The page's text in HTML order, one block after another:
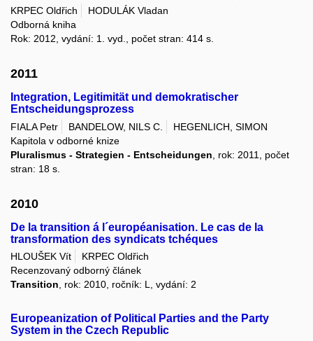
KRPEC Oldřich
HODULÁK Vladan
Odborná kniha
Rok: 2012, vydání: 1. vyd., počet stran: 414 s.
2011
Integration, Legitimität und demokratischer
Entscheidungsprozess
FIALA Petr BANDELOW, NILS C.
HEGENLICH, SIMON
Kapitola v odborné knize
Pluralismus - Strategien - Entscheidungen , rok: 2011, počet
stran: 18 s.
2010
De la transition á l´européanisation. Le cas de la
transformation des syndicats tchéques
HLOUŠEK Vít
KRPEC Oldřich
Recenzovaný odborný článek
Transition, rok: 2010, ročník: L, vydání: 2
Europeanization of Political Parties and the Party
System in the Czech Republic